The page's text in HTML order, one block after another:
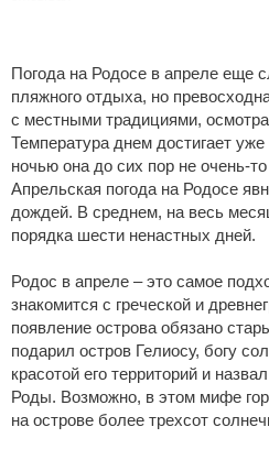
Погода на Родосе в апреле еще
пляжного отдыха, но
с местными традициями,
Температура днем достигает уже
ночью она до сих пор не очень-
Апрельская погода на Родосе
дождей. В среднем, на весь
порядка шести ненастных дней.
Родос в апреле – это самое
знакомится с греческой и
появление острова обязано
подарил остров Гелиосу, богу
красотой его территорий и
Роды. Возможно, в этом мифе
на острове более трехсот